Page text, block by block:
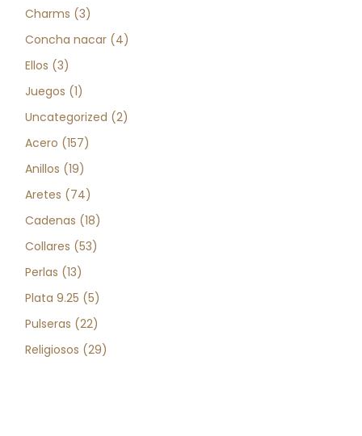
Charms 33
productos
Concha nacar 44
productos
Ellos
33
productos
Juegos
11
producto
Uncategorized
22
productos
Acero
157157
productos
Anillos
1919
productos
Aretes
7474
productos
Cadenas
1818
productos
Collares
5353
productos
Perlas
1313
productos
Plata 9.25
55
productos
Pulseras
2222
productos
Religiosos
2929
productos